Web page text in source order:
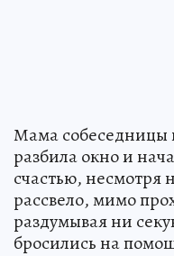
Мама собеседницы
разбила окно и
счастью, несмотря
рассвело, мимо
раздумывая ни
бросились на